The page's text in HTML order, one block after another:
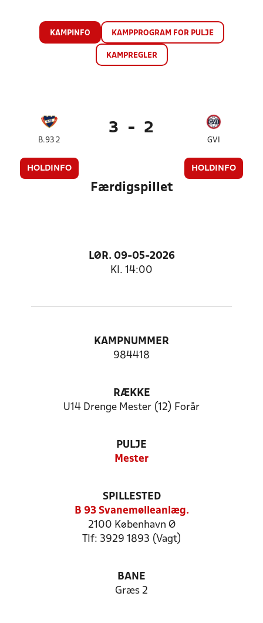
KAMPINFO KAMPPROGRAM FOR PULJE
KAMPREGLER
B.93 2
HOLDINFO
3 - 2
GVI
HOLDINFO
Færdigspillet
LØR. 09-05-2026
Kl. 14:00
KAMPNUMMER
984418
RÆKKE
U14 Drenge Mester (12) Forår
PULJE
Mester
SPILLESTED
B 93 Svanemølleanlæg.
2100 København Ø
Tlf: 3929 1893 (Vagt)
BANE
Græs 2